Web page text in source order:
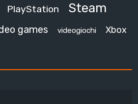
PlayStation Steam
games videogiochi Xbox